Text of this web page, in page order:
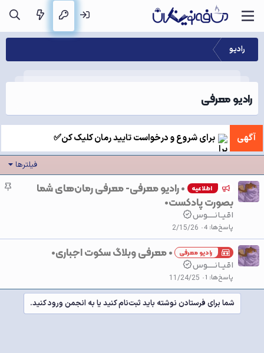
رادیو
رادیو معرفی
آگهی برای شروع و درخواست تایید رمان کلیک کن✅
فیلترها
اطلاعیه
• رادیو معرفی- معرفی رمان‌های شما
بصورت پادکست•
اقیــانــــــوس
پاسخ‌ها 4
2/15/26
رادیو معرفی • معرفی وبلاگ سکوت اجباری•
اقیــانــــــوس
پاسخ‌ها 1
11/24/25
شما برای فرستادن نوشته باید ثبت‌نام کنید یا به انجمن ورود کنید.